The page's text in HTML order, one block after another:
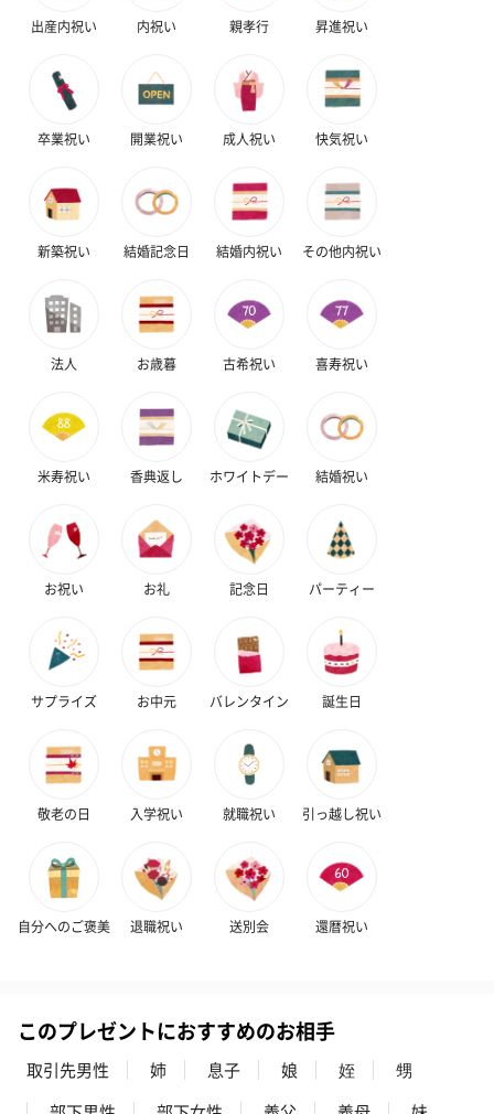
出産内祝い 内祝い 親孝行 昇進祝い
卒業祝い 開業祝い 成人祝い 快気祝い
新築祝い 結婚記念日 結婚内祝い その他内祝い
法人 お歳暮 古希祝い 喜寿祝い
米寿祝い 香典返し ホワイトデー 結婚祝い
お祝い お礼 記念日 パーティー
サプライズ お中元 バレンタイン 誕生日
敬老の日 入学祝い 就職祝い 引っ越し祝い
自分へのご褒美 退職祝い 送別会 還暦祝い
このプレゼントにおすすめのお相手
取引先男性 姉 息子 娘 姪
甥